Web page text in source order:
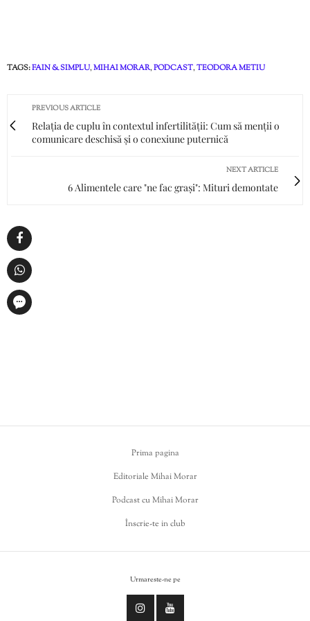
TAGS:FAIN & SIMPLU,MIHAI MORAR,PODCAST,TEODORA METIU
PREVIOUS ARTICLE
Relația de cuplu în contextul infertilității: Cum să menții o
comunicare deschisă și o conexiune puternică
NEXT ARTICLE
6 Alimentele care "ne fac grași": Mituri demontate
Prima pagina
Editoriale Mihai Morar
Podcast cu Mihai Morar
Înscrie-te in club
Urmareste-ne pe